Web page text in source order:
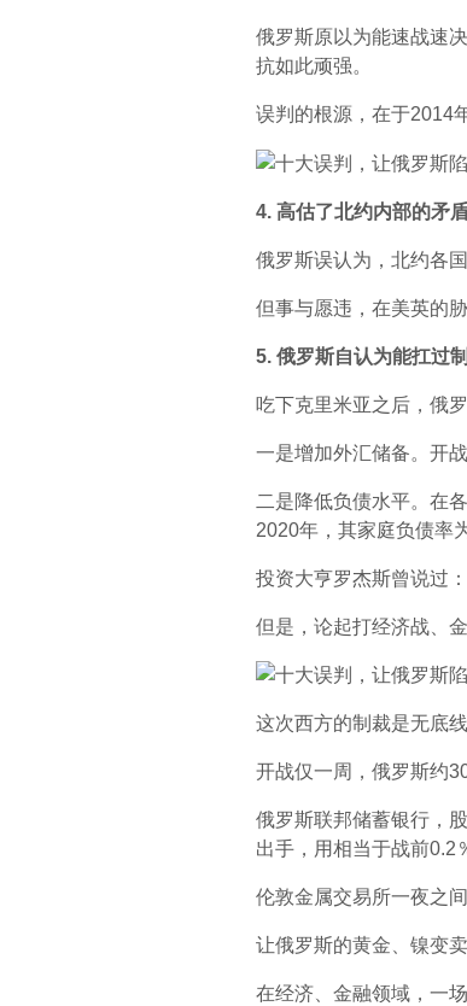
俄罗斯原以为能速战速
抗如此顽强。
误判的根源，在于2014
4. 高估了北约内部的矛
俄罗斯误认为，北约各
但事与愿违，在美英的
5. 俄罗斯自认为能扛过
吃下克里米亚之后，俄
一是增加外汇储备。开
二是降低负债水平。在
2020年，其家庭负债率
投资大亨罗杰斯曾说过
但是，论起打经济战、
这次西方的制裁是无底
开战仅一周，俄罗斯约
俄罗斯联邦储蓄银行，
出手，用相当于战前0.2
伦敦金属交易所一夜之
让俄罗斯的黄金、镍变卖
在经济、金融领域，一